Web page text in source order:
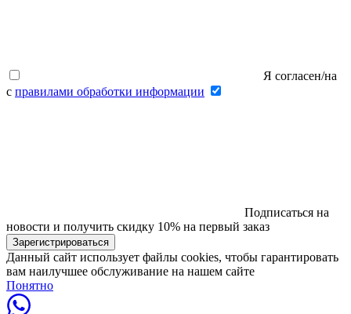
Я согласен/на
с правилами обработки информации
Подписаться на
новости и получить скидку 10% на первый заказ
Данный сайт использует файлы cookies, чтобы гарантировать
вам наилучшее обслуживание на нашем сайте
Понятно